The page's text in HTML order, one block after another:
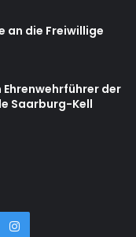
an die Freiwillige
Ehrenwehrführer der
Saarburg-Kell